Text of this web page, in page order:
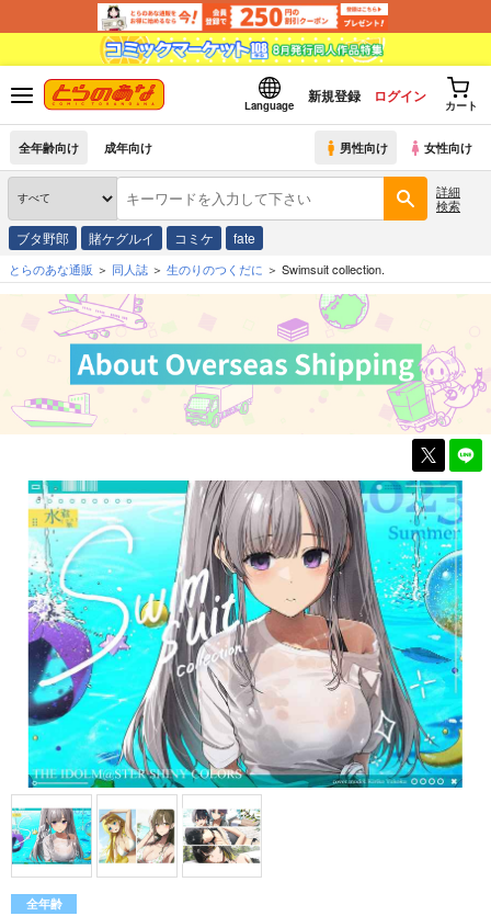
Language
新規登録 ログイン
カート
全年齢向け 成年向け 男性向け 女性向け
詳細
検索
ブタ野郎 賭ケグルイ コミケ fate
とらのあな通販 同人誌 生のりのつくだに Swimsuit collection.
全年齢